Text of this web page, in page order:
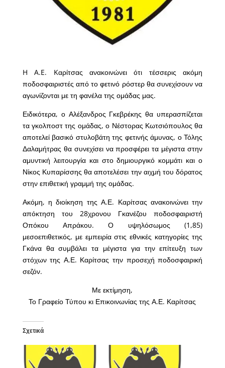
H A.E. Kαρίτσας ανακοινώνει ότι τέσσερις ακόμη
ποδοσφαιριστές από το φετινό ρόστερ θα συνεχίσουν να
αγωνίζονται με τη φανέλα της ομάδας μας.
Ειδικότερα, ο Αλέξανδρος Γκεβρέκης θα υπερασπίζεται
τα γκολποστ της ομάδας, ο Νέστορας Κωτσιόπουλος θα
αποτελεί βασικό στυλοβάτη της φετινής άμυνας, ο Τόλης
Δαλαμήτρας θα συνεχίσει να προσφέρει τα μέγιστα στην
αμυντική λειτουργία και στο δημιουργικό κομμάτι και ο
Νίκος Κυπαρίσσης θα αποτελέσει την αιχμή του δόρατος
στην επιθετική γραμμή της ομάδας.
Ακόμη, η διοίκηση της Α.Ε. Καρίτσας ανακοινώνει την
απόκτηση του 28χρονου Γκανέζου ποδοσφαιριστή
Οπόκου Απράκου. Ο υψηλόσωμος (1,85)
μεσοεπιθετικός, με εμπειρία στις εθνικές κατηγορίες της
Γκάνα θα συμβάλει τα μέγιστα για την επίτευξη των
στόχων της Α.Ε. Καρίτσας την προσεχή ποδοσφαιρική
σεζόν.
Με εκτίμηση,
Το Γραφείο Τύπου κι Επικοινωνίας της Α.Ε. Καρίτσας
Σχετικά